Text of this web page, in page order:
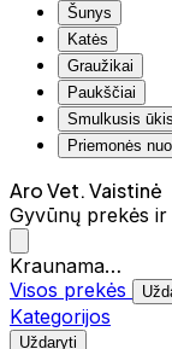
Šunys
Katės
Graužikai
Paukščiai
Smulkusis ūkis
Priemonės
Aro Vet. Vaistinė
Gyvūnų prekės ir
Kraunama…
Visos prekės
Kategorijos
Uždaryti